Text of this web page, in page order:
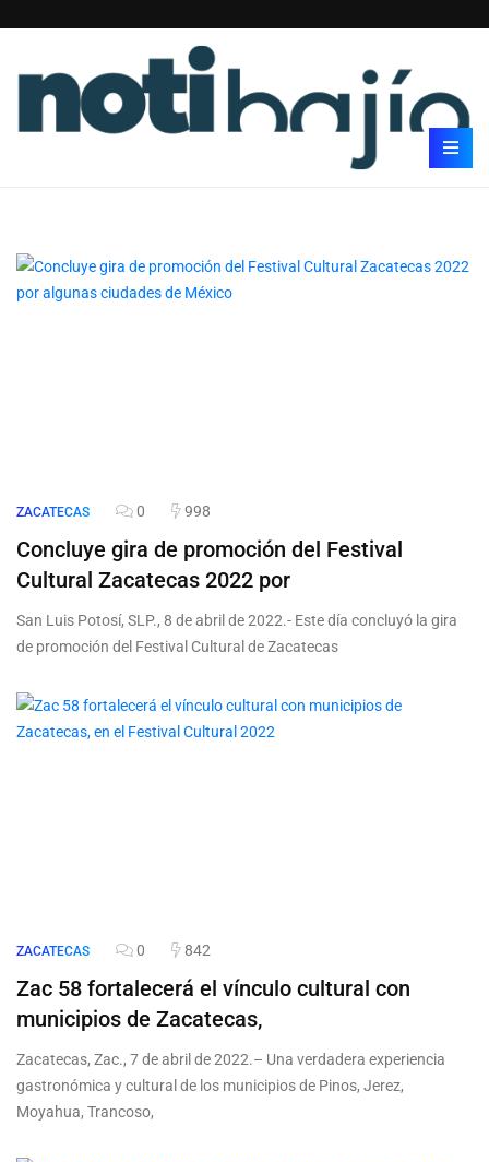
ZACATECAS 0 998
Concluye gira de promoción del Festival
Cultural Zacatecas 2022 por
San Luis Potosí, SLP., 8 de abril de 2022.- Este día concluyó la gira
de promoción del Festival Cultural de Zacatecas
ZACATECAS 0 842
Zac 58 fortalecerá el vínculo cultural con
municipios de Zacatecas,
Zacatecas, Zac., 7 de abril de 2022.– Una verdadera experiencia
gastronómica y cultural de los municipios de Pinos, Jerez,
Moyahua, Trancoso,